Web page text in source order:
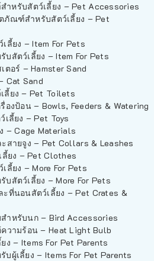
หรับสัตว์เลี้ยง – Pet Accessories
ภัณฑ์สำหรับสัตว์เลี้ยง – Pet
ลี้ยง – Item For Pets
บสัตว์เลี้ยง – Item For Pets
ตอร์ – Hamster Sand
Cat Sand
ลี้ยง – Pet Toilets
องป้อน – Bowls, Feeders & Watering
เลี้ยง – Pet Toys
– Cage Materials
สายจูง – Pet Collars & Leashes
ลี้ยง – Pet Clothes
ลี้ยง – More For Pets
บสัตว์เลี้ยง – More For Pets
ที่นอนสัตว์เลี้ยง – Pet Crates &
ำหรับนก – Bird Accessories
วามร้อน – Heat Light Bulb
ง – Items For Pet Parents
บผู้เลี้ยง – Items For Pet Parents